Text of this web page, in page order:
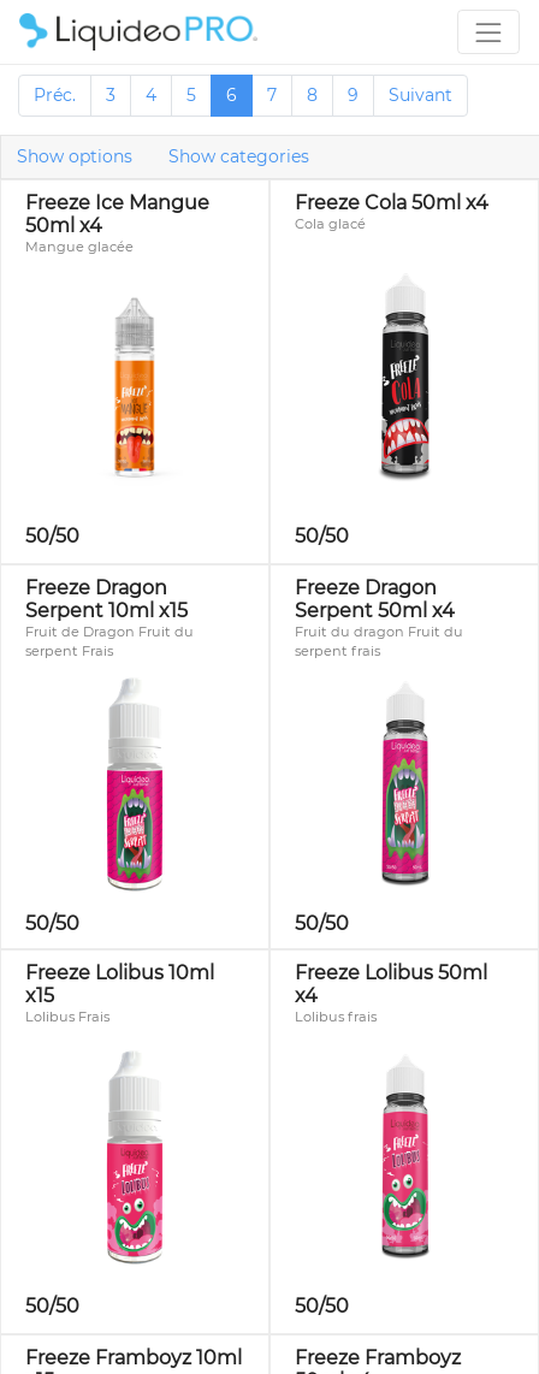
Préc. 3 4 5 6 7 8 9 Suivant
Show options Show categories
Freeze Ice Mangue
50ml x4
Mangue glacée
50/50
Freeze Cola 50ml x4
Cola glacé
50/50
Freeze Dragon
Serpent 10ml x15
Fruit de Dragon Fruit du
serpent Frais
50/50
Freeze Dragon
Serpent 50ml x4
Fruit du dragon Fruit du
serpent frais
50/50
Freeze Lolibus 10ml
x15
Lolibus Frais
50/50
Freeze Lolibus 50ml
x4
Lolibus frais
50/50
Freeze Framboyz 10ml
Freeze Framboyz